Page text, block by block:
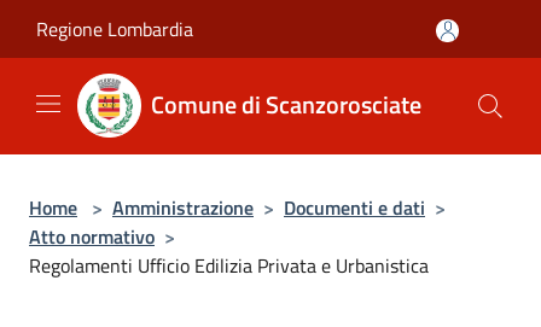
Regione Lombardia
Comune di Scanzorosciate
Home > Amministrazione > Documenti e dati >
Atto normativo >
Regolamenti Ufficio Edilizia Privata e Urbanistica